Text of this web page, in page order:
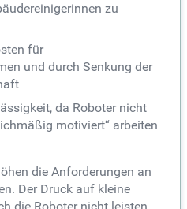
zu
für
und durch Senkung der
da Roboter nicht
motiviert“ arbeiten
die Anforderungen an
Der Druck auf kleine